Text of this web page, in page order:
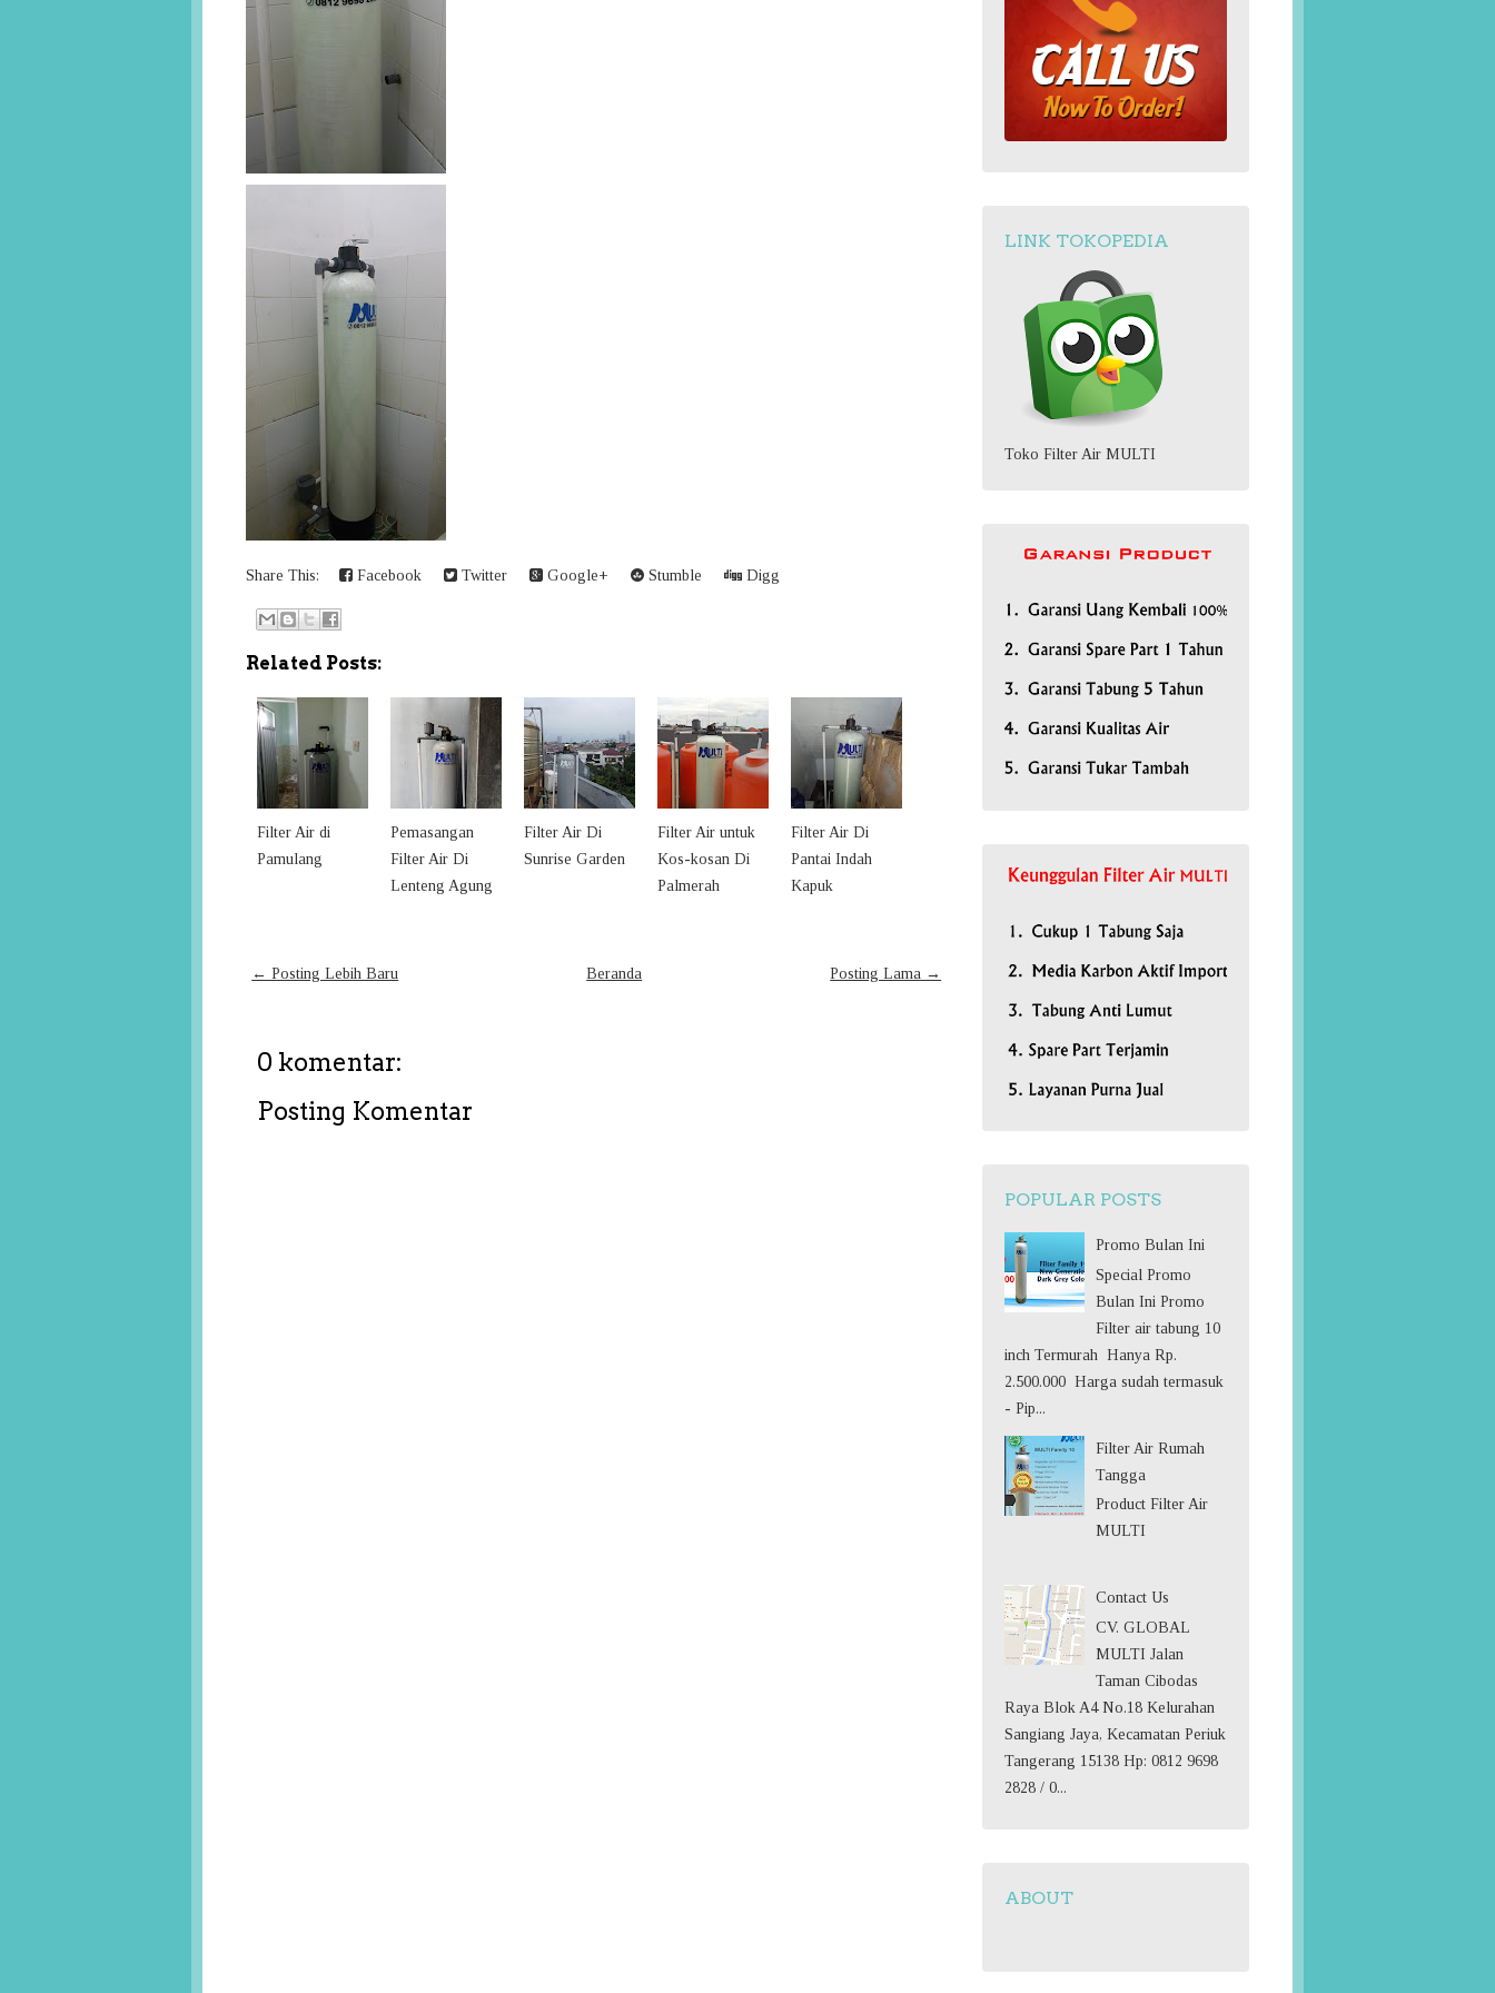
Share This: Facebook Twitter Google+ Stumble Digg
Related Posts:
Filter Air di
Pamulang
Pemasangan
Filter Air Di
Lenteng Agung
Filter Air Di
Sunrise Garden
Filter Air untuk
Kos-kosan Di
Palmerah
Filter Air Di
Pantai Indah
Kapuk
← Posting Lebih Baru Posting Lama →
Beranda
0 komentar:
Posting Komentar
LINK TOKOPEDIA
Toko Filter Air MULTI
POPULAR POSTS
Promo Bulan Ini
Special Promo
Bulan Ini Promo
Filter air tabung 10
inch Termurah Hanya Rp.
2.500.000 Harga sudah termasuk
- Pip...
Filter Air Rumah
Tangga
Product Filter Air
MULTI
Contact Us
CV. GLOBAL
MULTI Jalan
Taman Cibodas
Raya Blok A4 No.18 Kelurahan
Sangiang Jaya, Kecamatan Periuk
Tangerang 15138 Hp: 0812 9698
2828 / 0...
ABOUT